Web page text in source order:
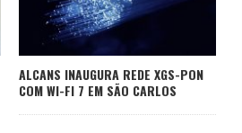
ALCANS INAUGURA REDE XGS-PON
COM WI-FI 7 EM SÃO CARLOS